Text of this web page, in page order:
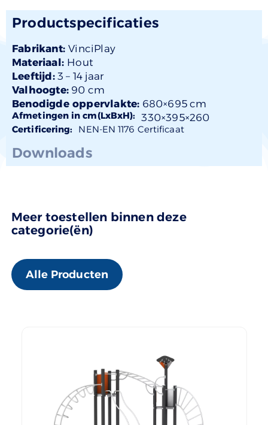
Productspecificaties
Fabrikant:VinciPlay
Materiaal: Hout
Leeftijd:3 – 14 jaar
Valhoogte: 90 cm
Benodigde oppervlakte: 680×695 cm
Afmetingen in cm(LxBxH): 330×395×260
Certificering: NEN-EN 1176 Certificaat
Downloads
Meer toestellen binnen deze
categorie(ën)
Alle Producten